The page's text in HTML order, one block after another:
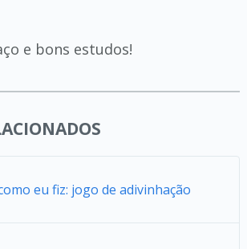
e bons estudos!
eu fiz: jogo de adivinhação